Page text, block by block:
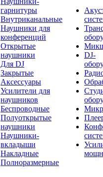
гарнитуры
Внутриканальные
Наушники для
конференций
Открытые
наушники
Для DJ
Закрытые
Аксессуары
Усилители для
наушников
Беспроводные
Полуоткрытые
наушники
Наушники-
вкладыши
Накладные
Полноразмерные
DJ-